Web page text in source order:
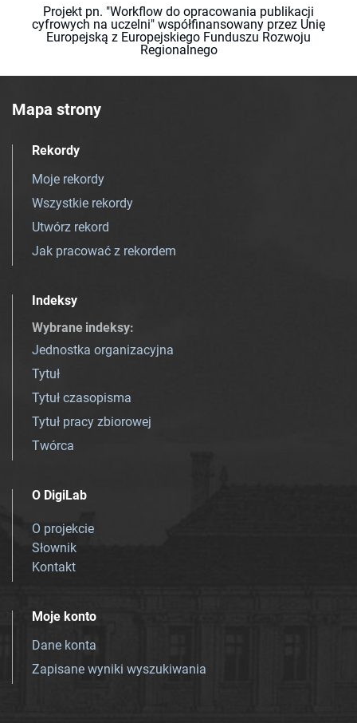
Projekt pn. "Workflow do opracowania publikacji
cyfrowych na uczelni" współfinansowany przez Unię
Europejską z Europejskiego Funduszu Rozwoju
Regionalnego
Mapa strony
Rekordy
Moje rekordy
Wszystkie rekordy
Utwórz rekord
Jak pracować z rekordem
Indeksy
Wybrane indeksy:
Jednostka organizacyjna
Tytuł
Tytuł czasopisma
Tytuł pracy zbiorowej
Twórca
O DigiLab
O projekcie
Słownik
Kontakt
Moje konto
Dane konta
Zapisane wyniki wyszukiwania